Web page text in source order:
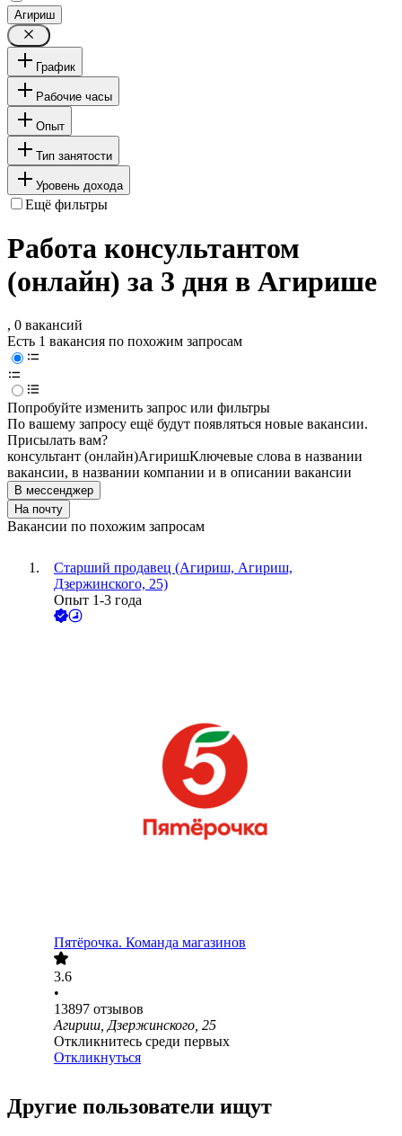
Агириш
График
Рабочие часы
Опыт
Тип занятости
Уровень дохода
Ещё фильтры
Работа консультантом
(онлайн) за 3 дня в Агирише
, 0 вакансий
Есть 1 вакансия по похожим запросам
Попробуйте изменить запрос или фильтры
По вашему запросу ещё будут появляться новые вакансии.
Присылать вам?
консультант (онлайн)АгиришКлючевые слова в названии
вакансии, в названии компании и в описании вакансии
В мессенджер
На почту
Вакансии по похожим запросам
Старший продавец (Агириш, Агириш,
Дзержинского, 25)
Опыт 1-3 года
Пятёрочка. Команда магазинов
3.6
•
13897 отзывов
Агириш, Дзержинского, 25
Откликнитесь среди первых
Откликнуться
Другие пользователи ищут